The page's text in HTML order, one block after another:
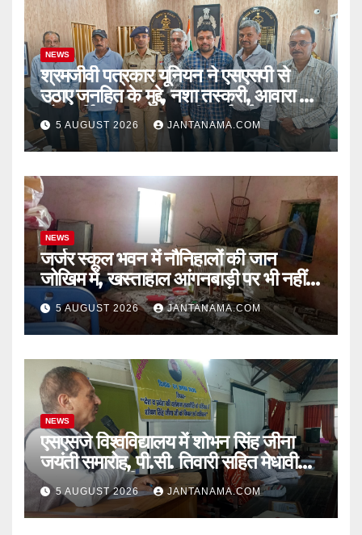
NEWS
श्रमजीवी पत्रकार यूनियन ने एसएसपी से
उठाए जनहित के मुद्दे, नशा तस्करी, आवारा पशु
और पार्किंग व्यवस्था पर की कार्रवाई की मांग
5 AUGUST 2026 JANTANAMA.COM
NEWS
जर्जर स्कूल भवन में नौनिहालों की जान
जोखिम में, खस्ताहाल आंगनबाड़ी पर भी नहीं
जागा प्रशासन
5 AUGUST 2026 JANTANAMA.COM
NEWS
एसएसजे विश्वविद्यालय में शोभन सिंह जीना
जयंती समारोह, पी.सी. तिवारी सहित मेधावी
छात्र हुए सम्मानित
5 AUGUST 2026 JANTANAMA.COM